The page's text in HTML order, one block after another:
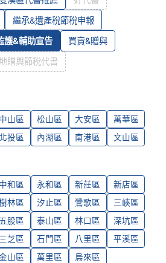
繼承&遺產稅節稅申報
護&輔助宣告 買賣&贈與
贈與節稅代書
中山區 松山區 大安區
萬華區
投區 內湖區 南港區 文山區
中和區 永和區 新莊區
新店區
林區 汐止區 鶯歌區
三峽區
五股區 泰山區 林口區
深坑區
三芝區 石門區 八里區
平溪區
山區 萬里區 烏來區